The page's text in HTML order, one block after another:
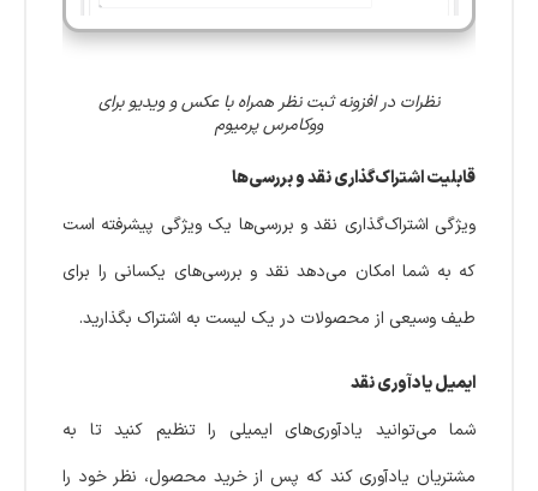
نظرات در افزونه ثبت نظر همراه با عکس و ویدیو برای
ووکامرس پرمیوم
قابلیت اشتراک‌گذاری نقد و بررسی‌ها
ویژگی اشتراک‌گذاری نقد و بررسی‌ها یک ویژگی پیشرفته است
که به شما امکان می‌دهد نقد و بررسی‌های یکسانی را برای
طیف وسیعی از محصولات در یک لیست به اشتراک بگذارید.
ایمیل یادآوری نقد
شما می‌توانید یادآوری‌های ایمیلی را تنظیم کنید تا به
مشتریان یادآوری کند که پس از خرید محصول، نظر خود را